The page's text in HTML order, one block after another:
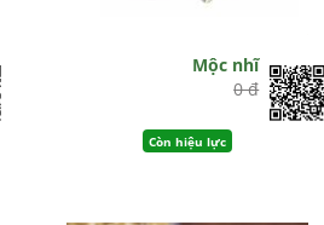
Mộc nhĩ
0 đ
Còn hiệu lực